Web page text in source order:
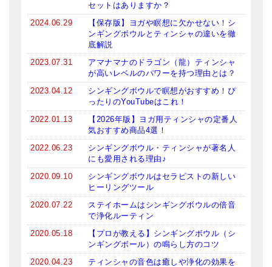
お客様の声
セットはありますか？
2024.06.29
【保存版】ヨガや瞑想に欠かせない！シ
ンギングボウルとティンシャの違いを徹
底解説
2023.07.31
アマナマナのドラゴン（龍）ティンシャ
が高いレベルのパワーを持つ理由とは？
2023.04.12
シンギングボウルで瞑想がおすすめ！ぴ
ったりのYouTubeはこれ！
2022.01.13
【2026年版】ヨガ用ティンシャの定番人
気おすすめ商品4選！
2022.06.23
シンギングボウル・ティンシャが著名人
にも愛用される理由♪
2020.09.10
シンギングボウルはセラピストの新しい
ヒーリングツール
2020.07.22
ステイホームはシンギングボウルの倍音
で浄化ルーティン
2020.05.18
【プロが教える】シンギングボウル（シ
ンギングボール）の鳴らし方のコツ
2020.04.23
ティンシャの音色は癒しや浄化の効果を